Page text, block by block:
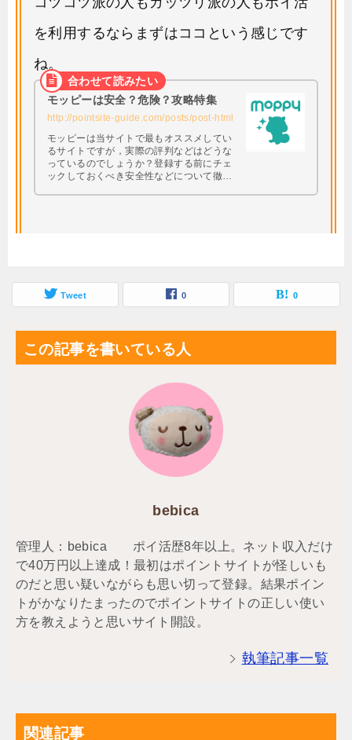
を利用するならまずはココという感じです
ね。
モッピーは安全？危険？攻略特集
http://pointsite-guide.com/posts/post-html
モッピーは当サイトで最もオススメしてい
るサイトですが，実際の評判などはどうな
っているのでしょうか？登録する前にチェ
ックしておくべき安全性などについて徹底
Tweet 0 0
この記事を書いている人
bebica
管理人：bebica ポイ活歴8年以上。ネット収入だけ
で40万円以上達成！最初はポイントサイトが怪しいも
のだと思い疑いながらも思い切って登録。結果ポイン
トがかなりたまったのでポイントサイトの正しい使い
方を教えようと思いサイト開設。
執筆記事一覧
関連記事